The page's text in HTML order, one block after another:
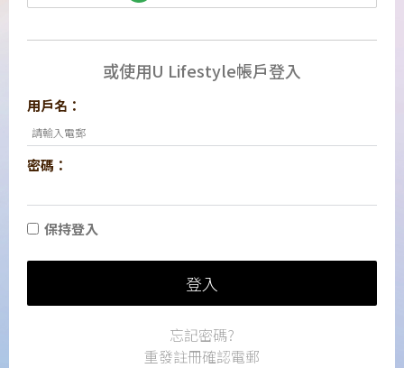
或使用U Lifestyle帳戶登入
用戶名：
密碼：
保持登入
登入
忘記密碼?
重發註冊確認電郵